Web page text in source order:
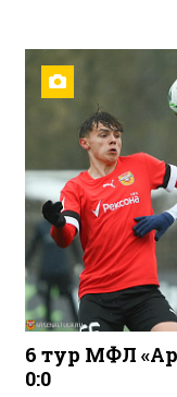
6 тур МФЛ
0:0